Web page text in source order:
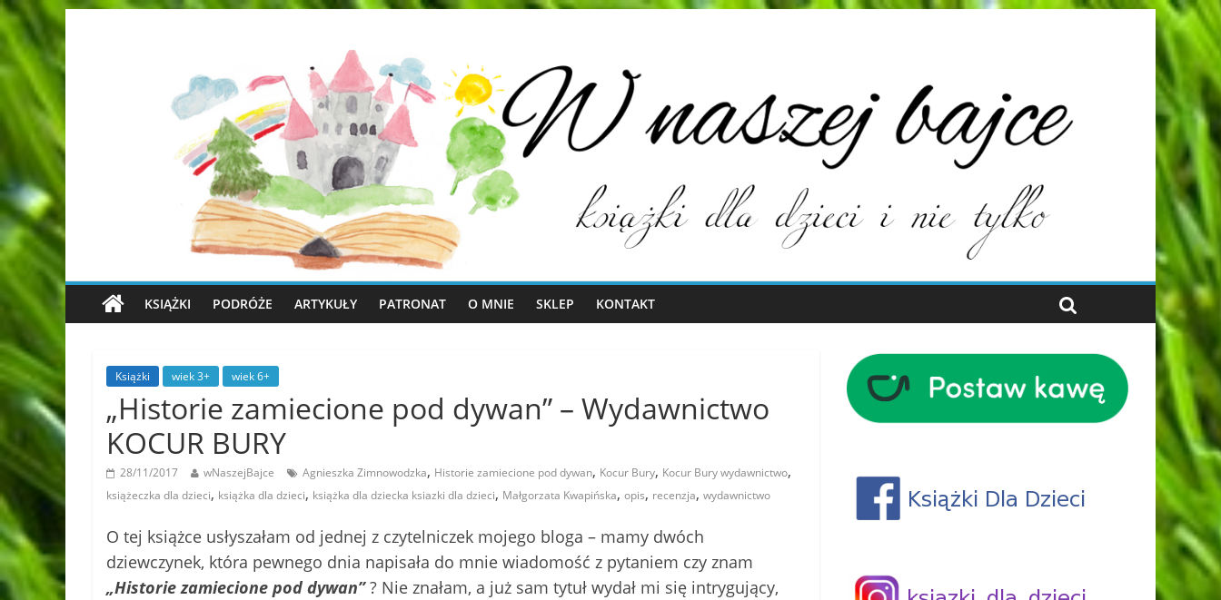
KSIĄŻKI PODRÓŻE ARTYKUŁY PATRONAT O MNIE SKLEP KONTAKT
Książki wiek 3+ wiek 6+
„Historie zamiecione pod dywan” – Wydawnictwo
KOCUR BURY
28/11/2017 wNaszejBajce Agnieszka Zimnowodzka, Historie zamiecione pod dywan, Kocur Bury, Kocur Bury wydawnictwo,
książeczka dla dzieci, książka dla dzieci, książka dla dziecka ksiazki dla dzieci, Małgorzata Kwapińska, opis, recenzja, wydawnictwo
O tej książce usłyszałam od jednej z czytelniczek mojego bloga – mamy dwóch
dziewczynek, która pewnego dnia napisała do mnie wiadomość z pytaniem czy znam
„Historie zamiecione pod dywan” ? Nie znałam, a już sam tytuł wydał mi się intrygujący,